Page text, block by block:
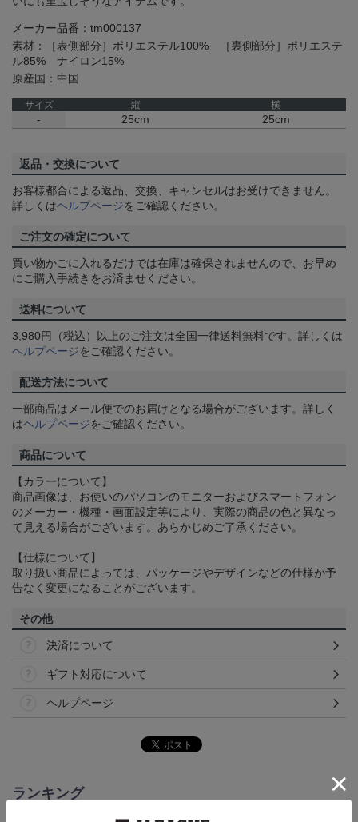
メーカー品番：tm000137
素材：［表側部分］ポリエステル100% ［裏側部分］ポリエステ
ル85% ナイロン15%
原産国：中国
サイズ 縦 横
- 25cm 25cm
返品・交換について
お客様都合による返品、交換、キャンセルはお受けできません。
詳しくはヘルプページをご確認ください。
ご注文の確定について
買い物かごに入れるだけでは在庫は確保されませんので、お早め
にご購入手続きをお済ませください。
送料について
3,980円（税込）以上のご注文は全国一律送料無料です。詳しくは
ヘルプページをご確認ください。
配送方法について
一部商品はメール便でのお届けとなる場合がございます。詳しく
はヘルプページをご確認ください。
商品について
【カラーについて】
商品画像は、お使いのパソコンのモニターおよびスマートフォン
のメーカー・機種・画面設定等により、実際の商品の色と異なっ
て見える場合がございます。あらかじめご了承ください。
【仕様について】
取り扱い商品によっては、パッケージやデザインなどの仕様が予
告なく変更になることがございます。
その他
決済について
ギフト対応について
ヘルプページ
ランキング